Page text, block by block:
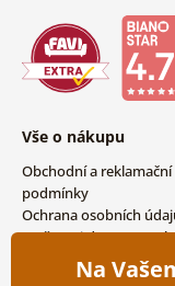
Vše o nákupu
Obchodní a reklamační
podmínky
Ochrana osobních
Možnosti dopravy a
Vrácení zboží
Na